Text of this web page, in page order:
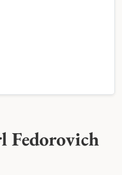
Fedorovich